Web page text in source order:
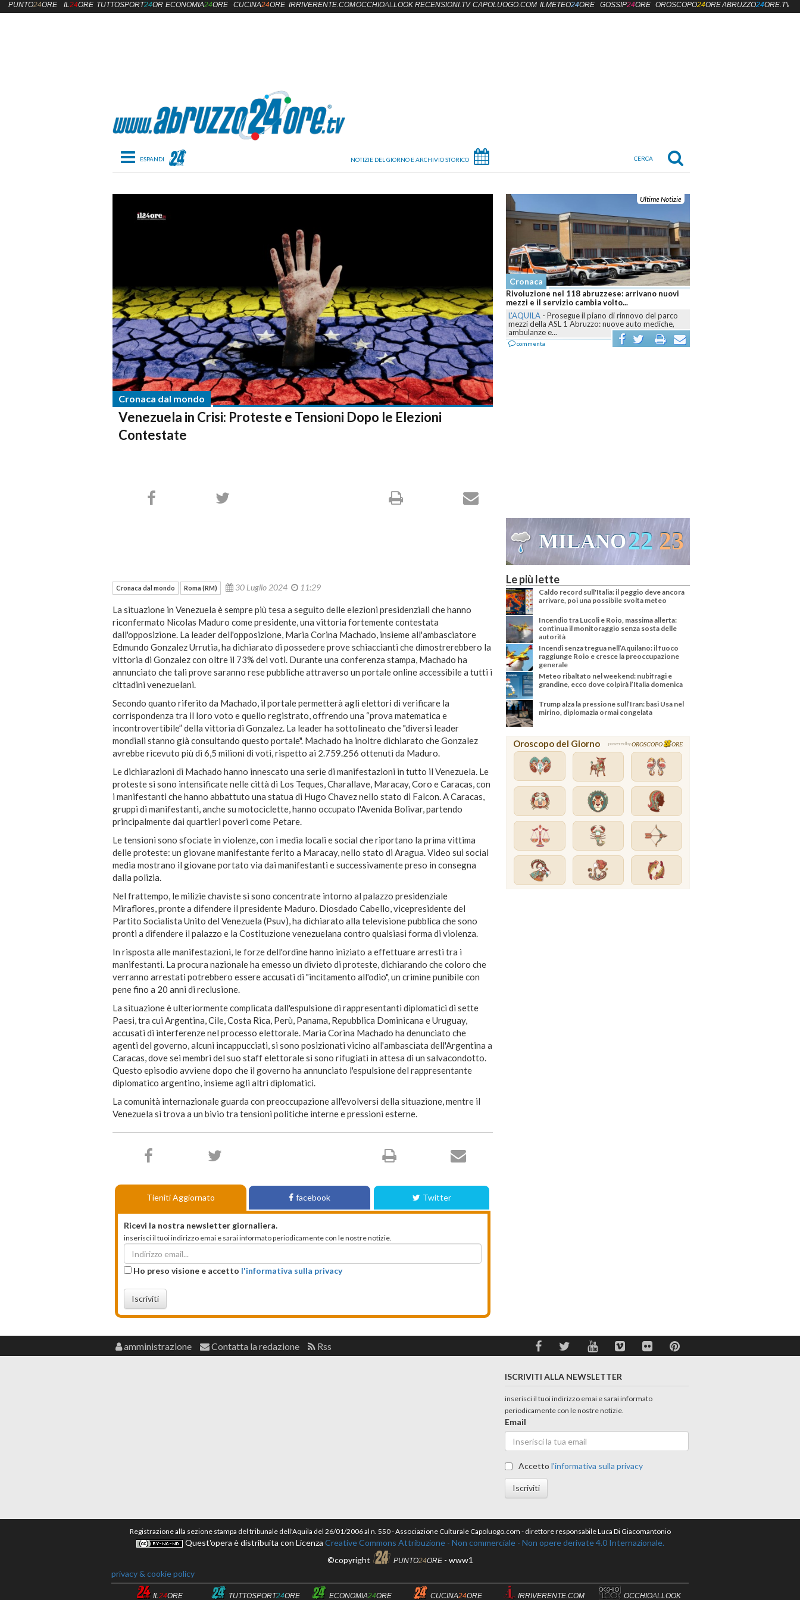
Toggle navigation
Cronaca dal mondo
Venezuela in Crisi: Proteste e Tensioni Dopo le Elezioni
Contestate
Ultime Notizie
Cronaca
Rivoluzione nel 118 abruzzese: arrivano nuovi
mezzi e il servizio cambia volto...
L'AQUILA - Prosegue il piano di rinnovo del parco
mezzi della ASL 1 Abruzzo: nuove auto mediche,
ambulanze e...
commenta
MILANO22 23
Cronaca dal mondo Roma (RM) 30 Luglio 2024 11:29
La situazione in Venezuela è sempre più tesa a seguito delle elezioni presidenziali che hanno
riconfermato Nicolas Maduro come presidente, una vittoria fortemente contestata
dall'opposizione. La leader dell'opposizione, Maria Corina Machado, insieme all'ambasciatore
Edmundo Gonzalez Urrutia, ha dichiarato di possedere prove schiaccianti che dimostrerebbero la
vittoria di Gonzalez con oltre il 73% dei voti. Durante una conferenza stampa, Machado ha
annunciato che tali prove saranno rese pubbliche attraverso un portale online accessibile a tutti i
cittadini venezuelani.
Secondo quanto riferito da Machado, il portale permetterà agli elettori di verificare la
corrispondenza tra il loro voto e quello registrato, offrendo una “prova matematica e
incontrovertibile” della vittoria di Gonzalez. La leader ha sottolineato che "diversi leader
mondiali stanno già consultando questo portale". Machado ha inoltre dichiarato che Gonzalez
avrebbe ricevuto più di 6,5 milioni di voti, rispetto ai 2.759.256 ottenuti da Maduro.
Le dichiarazioni di Machado hanno innescato una serie di manifestazioni in tutto il Venezuela. Le
proteste si sono intensificate nelle città di Los Teques, Charallave, Maracay, Coro e Caracas, con
i manifestanti che hanno abbattuto una statua di Hugo Chavez nello stato di Falcon. A Caracas,
gruppi di manifestanti, anche su motociclette, hanno occupato l'Avenida Bolivar, partendo
principalmente dai quartieri poveri come Petare.
Le tensioni sono sfociate in violenze, con i media locali e social che riportano la prima vittima
delle proteste: un giovane manifestante ferito a Maracay, nello stato di Aragua. Video sui social
media mostrano il giovane portato via dai manifestanti e successivamente preso in consegna
dalla polizia.
Nel frattempo, le milizie chaviste si sono concentrate intorno al palazzo presidenziale
Miraflores, pronte a difendere il presidente Maduro. Diosdado Cabello, vicepresidente del
Partito Socialista Unito del Venezuela (Psuv), ha dichiarato alla televisione pubblica che sono
pronti a difendere il palazzo e la Costituzione venezuelana contro qualsiasi forma di violenza.
In risposta alle manifestazioni, le forze dell'ordine hanno iniziato a effettuare arresti tra i
manifestanti. La procura nazionale ha emesso un divieto di proteste, dichiarando che coloro che
verranno arrestati potrebbero essere accusati di "incitamento all'odio", un crimine punibile con
pene fino a 20 anni di reclusione.
La situazione è ulteriormente complicata dall'espulsione di rappresentanti diplomatici di sette
Paesi, tra cui Argentina, Cile, Costa Rica, Perù, Panama, Repubblica Dominicana e Uruguay,
accusati di interferenze nel processo elettorale. Maria Corina Machado ha denunciato che
agenti del governo, alcuni incappucciati, si sono posizionati vicino all'ambasciata dell'Argentina a
Caracas, dove sei membri del suo staff elettorale si sono rifugiati in attesa di un salvacondotto.
Questo episodio avviene dopo che il governo ha annunciato l'espulsione del rappresentante
diplomatico argentino, insieme agli altri diplomatici.
La comunità internazionale guarda con preoccupazione all'evolversi della situazione, mentre il
Venezuela si trova a un bivio tra tensioni politiche interne e pressioni esterne.
Tieniti Aggiornato facebook Twitter
Ricevi la nostra newsletter giornaliera.
inserisci il tuoi indirizzo emai e sarai informato periodicamente con le nostre notizie.
Ho preso visione e accetto l'informativa sulla privacy
Iscriviti
Le più lette
Caldo record sull'Italia: il peggio deve ancora
arrivare, poi una possibile svolta meteo
Incendio tra Lucoli e Roio, massima allerta:
continua il monitoraggio senza sosta delle
autorità
Incendi senza tregua nell’Aquilano: il fuoco
raggiunge Roio e cresce la preoccupazione
generale
Meteo ribaltato nel weekend: nubifragi e
grandine, ecco dove colpirà l’Italia domenica
Trump alza la pressione sull’Iran: basi Usa nel
mirino, diplomazia ormai congelata
Oroscopo del Giorno powered byOROSCOPO ORE
PUNTO24ORE IL24ORE TUTTOSPORT24OREECONOMIA24ORE CUCINA24ORE IRRIVERENTE.COMOCCHIOALLOOK RECENSIONI.TV CAPOLUOGO.COM ILMETEO24ORE GOSSIP24ORE OROSCOPO24OREABRUZZO24ORE.TV
amministrazione Contatta la redazione Rss
ISCRIVITI ALLA NEWSLETTER
inserisci il tuoi indirizzo emai e sarai informato
periodicamente con le nostre notizie.
Email
Accettol'informativa sulla privacy
Iscriviti
Registrazione alla sezione stampa del tribunale dell'Aquila del 26/01/2006 al n. 550 - Associazione Culturale Capoluogo.com - direttore responsabile Luca Di Giacomantonio
Quest'opera è distribuita con Licenza Creative Commons Attribuzione - Non commerciale - Non opere derivate 4.0 Internazionale.
©copyright
PUNTO24ORE- www1
privacy & cookie policy
IL24ORE TUTTOSPORT24ORE ECONOMIA24ORE CUCINA24ORE IRRIVERENTE.COM OCCHIOALLOOK